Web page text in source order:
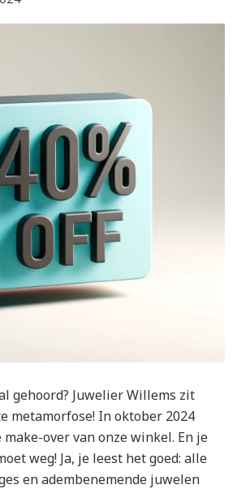
gehoord? Juwelier Willems zit
metamorfose! In oktober 2024
over van onze winkel. En je
weg! Ja, je leest het goed: alle
en adembenemende juwelen